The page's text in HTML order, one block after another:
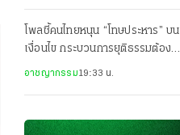
โพลชี้คนไทยหนุน “โทษประหาร” บน
เงื่อนไข กระบวนการยุติธรรมต้อง
อาชญากรรม19:33 น.